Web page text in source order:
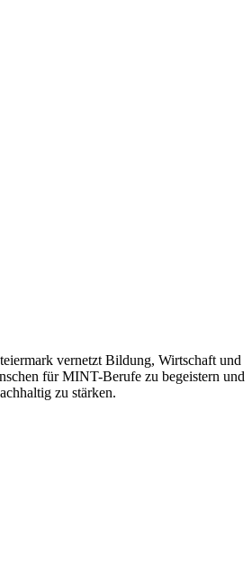
vernetzt Bildung, Wirtschaft und
für MINT-Berufe zu begeistern und
zu stärken.